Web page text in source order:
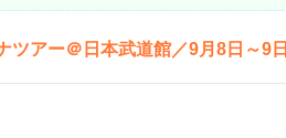
ツアー＠日本武道館／9月8日～9日